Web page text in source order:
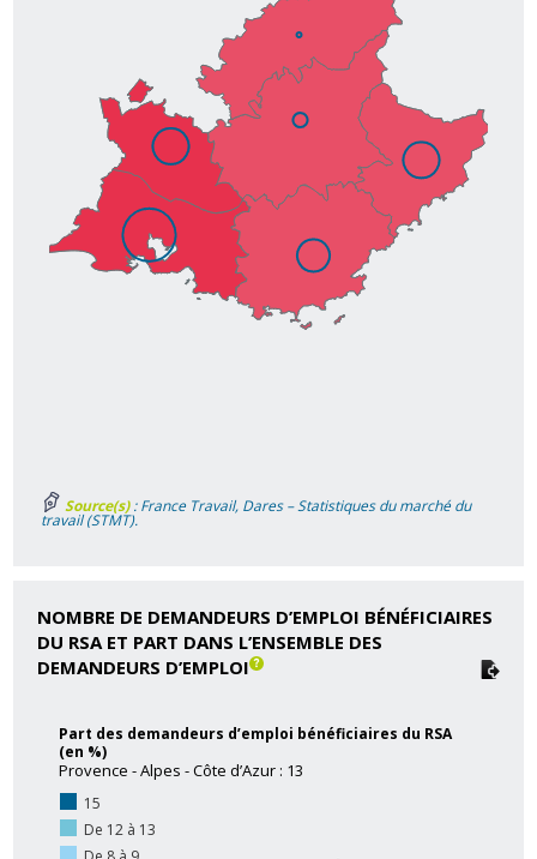
Source(s): France Travail, Dares – Statistiques du marché du
travail (STMT).
NOMBRE DE DEMANDEURS D’EMPLOI BÉNÉFICIAIRES
DU RSA ET PART DANS L’ENSEMBLE DES
DEMANDEURS D’EMPLOI
15
De 12 à 13
Part des demandeurs d’emploi bénéficiaires du RSA
(en %)
Provence - Alpes - Côte d’Azur : 13